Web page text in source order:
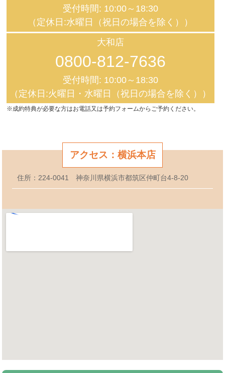
受付時間: 10:00～18:30
（定休日:水曜日（祝日の場合を除く））
大和店
0800-812-7636
受付時間: 10:00～18:30
（定休日:火曜日・水曜日（祝日の場合を除く））
※成約特典が必要な方はお電話又は予約フォームからご予約ください。
アクセス：横浜本店
住所：224-0041 神奈川県横浜市都筑区仲町台4-8-20